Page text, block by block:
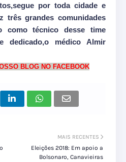
por toda cidade e
três grandes comunidades
como técnico desse time
dedicado,o médico Almir
BLOG NO FACEBOOK
MAIS RECENTES
Eleições 2018: Em apoio a
Bolsonaro, Canavieiras